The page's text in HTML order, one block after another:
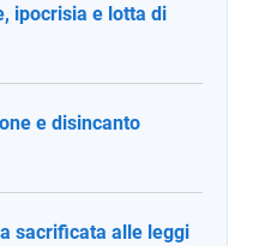
ipocrisia e lotta di
e disincanto
sacrificata alle leggi